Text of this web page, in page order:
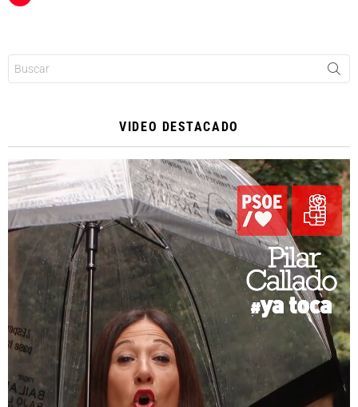
VIDEO DESTACADO
Reproductor
de
vídeo